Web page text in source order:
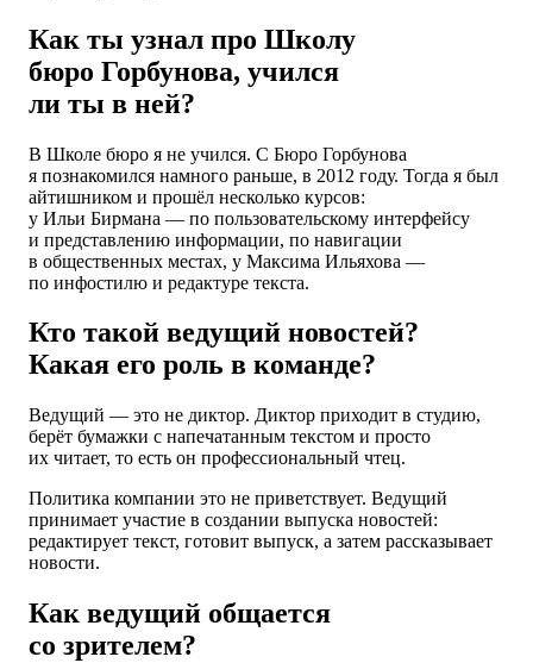
Как ты узнал про Школу
бюро Горбунова, учился
ли ты в ней?
В Школе бюро я не учился. С Бюро Горбунова
я познакомился намного раньше, в 2012 году. Тогда я был
айтишником и прошёл несколько курсов:
у Ильи Бирмана — по пользовательскому интерфейсу
и представлению информации, по навигации
в общественных местах, у Максима Ильяхова —
по инфостилю и редактуре текста.
Кто такой ведущий новостей?
Какая его роль в команде?
Ведущий — это не диктор. Диктор приходит в студию,
берёт бумажки с напечатанным текстом и просто
их читает, то есть он профессиональный чтец.
Политика компании это не приветствует. Ведущий
принимает участие в создании выпуска новостей:
редактирует текст, готовит выпуск, а затем рассказывает
новости.
Как ведущий общается
со зрителем?